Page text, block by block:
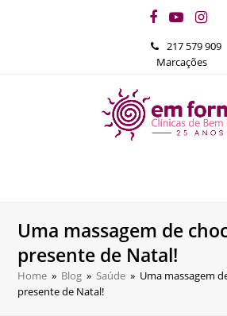
Facebook
YouTube
217 579 909
Marcações
Uma massagem de
presente de Natal!
Home » Blog » Saúde » Uma massagem
presente de Natal!